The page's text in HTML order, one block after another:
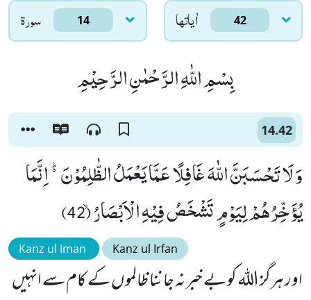
سورۃ 14 اٰياتها 42
بِسْمِ اللّٰهِ الرَّحْمٰنِ الرَّحِیْمِ
14.42
وَ لَا تَحْسَبَنَّ اللّٰهَ غَافِلًا عَمَّا یَعْمَلُ الظّٰلِمُوْنَ۬ؕ -اِنَّمَا
یُؤَخِّرُهُمْ لِیَوْمٍ تَشْخَصُ فِیْهِ الْاَبْصَارُۙ (42)
Kanz ul Iman Kanz ul Irfan
اور ہرگز اللہ کو بے خبر نہ جاننا ظالموں کے کام سے انہیں